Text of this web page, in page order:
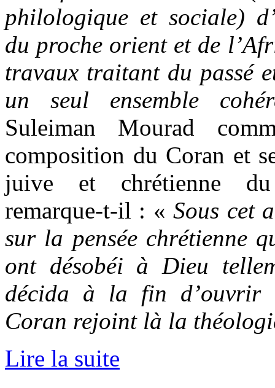
philologique et sociale)
du proche orient et de
travaux traitant du passé
un seul ensemble
Suleiman Mourad
composition du Coran et
juive et chrétienne du
remarque-t-il : «Sous cet
sur la pensée chrétienne
ont désobéi à Dieu
décida à la fin
Coran rejoint là la
Lire la suite